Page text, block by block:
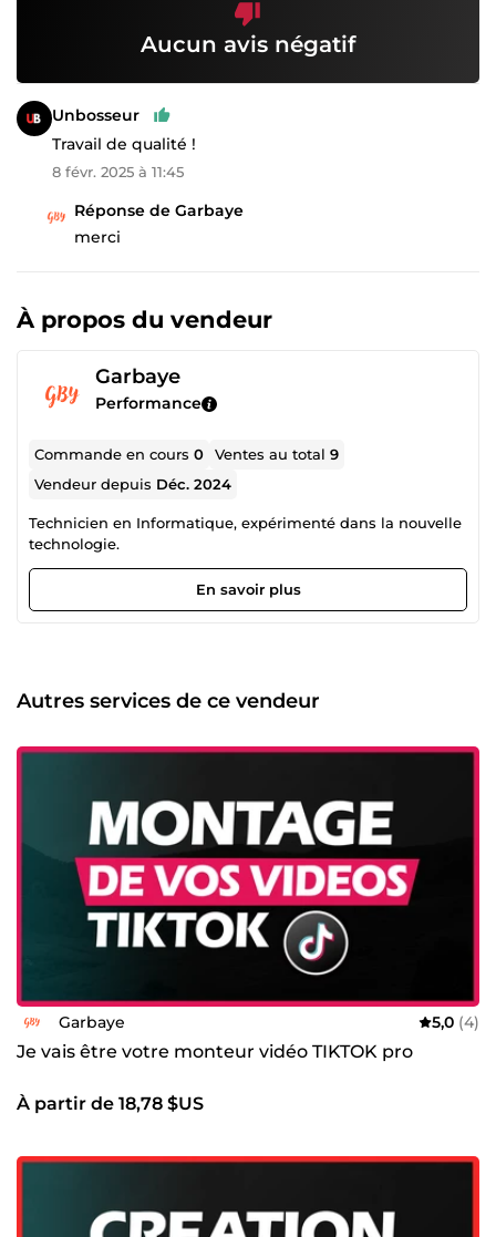
Aucun avis négatif
Unbosseur
Travail de qualité !
8 févr. 2025 à 11:45
Réponse de Garbaye
merci
À propos du vendeur
Garbaye
Performance
Commande en cours0 Ventes au total9
Vendeur depuis Déc. 2024
Technicien en Informatique, expérimenté dans la nouvelle
technologie.
En savoir plus
Autres services de ce vendeur
Garbaye 5,0 (4)
Je vais être votre monteur vidéo TIKTOK pro
À partir de 18,78 $US